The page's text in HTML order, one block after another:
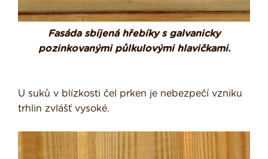
Fasáda sbíjená hřebíky s galvanicky
pozinkovanými půlkulovými hlavičkami.
U suků v blízkosti čel prken je nebezpečí vzniku
trhlin zvlášť vysoké.